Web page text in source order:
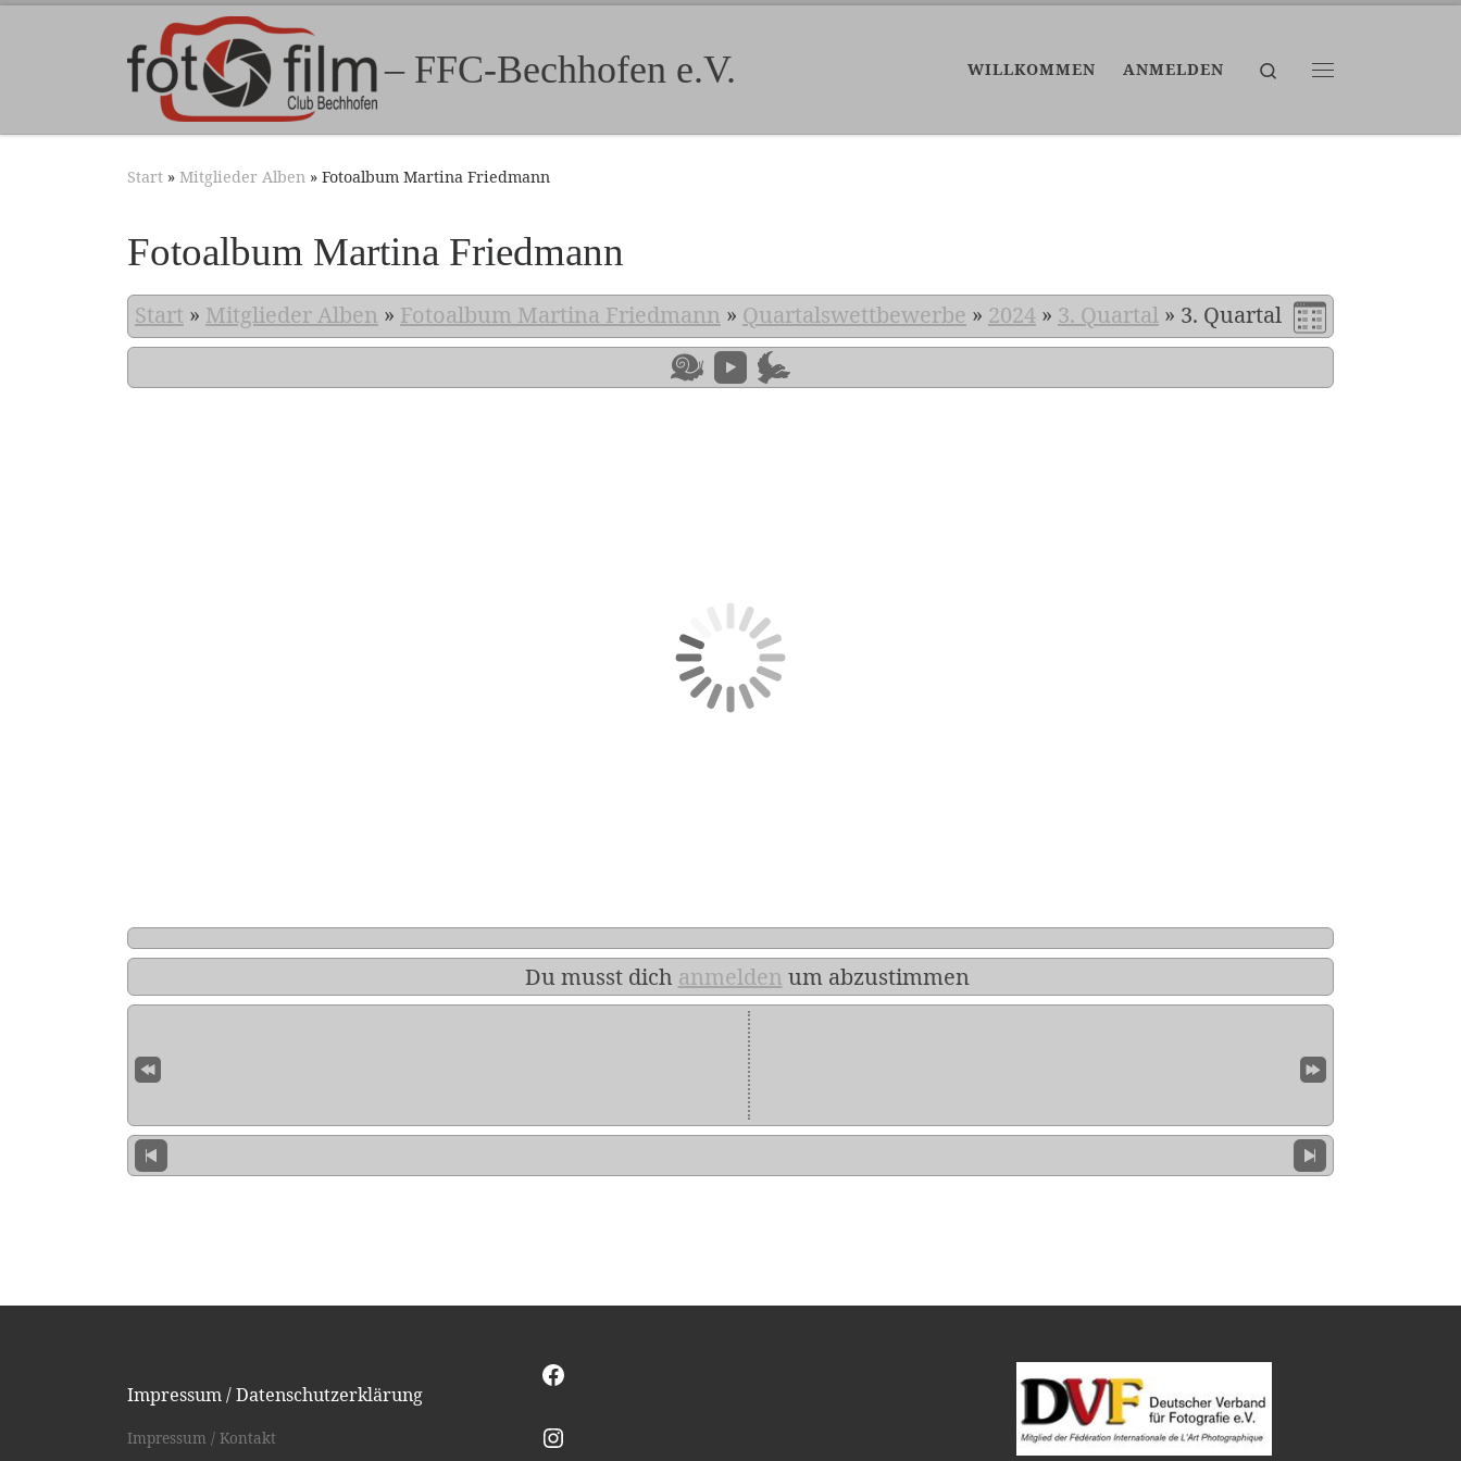
Zum Inhalt springen
– FFC-Bechhofen e.V. WILLKOMMEN ANMELDEN
Search
Start » Mitglieder Alben » Fotoalbum Martina Friedmann
Fotoalbum Martina Friedmann
Start » Mitglieder Alben » Fotoalbum Martina Friedmann » Quartalswettbewerbe » 2024 » 3. Quartal » 3. Quartal
Du musst dich anmelden um abzustimmen
Impressum / Datenschutzerklärung
Impressum / Kontakt
Facebook
Instagram